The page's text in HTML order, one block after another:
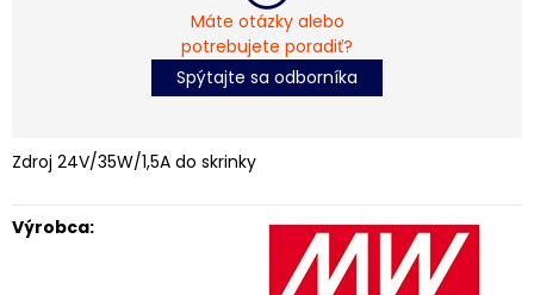
Máte otázky alebo
potrebujete poradiť?
Spýtajte sa odborníka
Zdroj 24V/35W/1,5A do skrinky
Výrobca: